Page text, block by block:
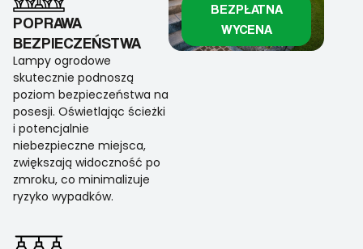
POPRAWA
BEZPIECZEŃSTWA
Lampy ogrodowe
skutecznie podnoszą
poziom bezpieczeństwa na
posesji. Oświetlając ścieżki
i potencjalnie
niebezpieczne miejsca,
zwiększają widoczność po
zmroku, co minimalizuje
ryzyko wypadków.
BEZPŁATNA
WYCENA